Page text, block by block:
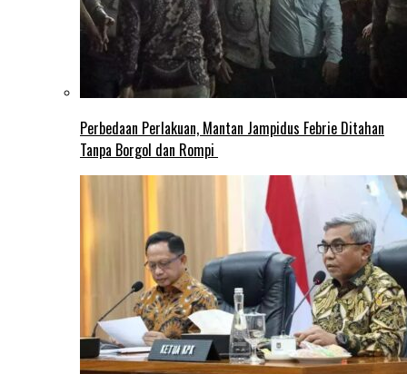
Perbedaan Perlakuan, Mantan Jampidus Febrie Ditahan
Tanpa Borgol dan Rompi